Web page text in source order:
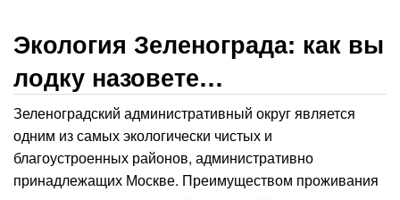
Экология Зеленограда: как вы
лодку назовете…
Зеленоградский административный округ является
одним из самых экологически чистых и
благоустроенных районов, административно
принадлежащих Москве. Преимуществом проживания